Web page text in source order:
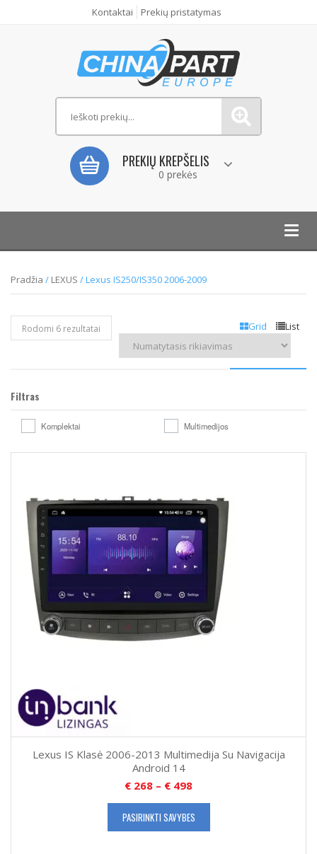
Kontaktai Prekių pristatymas
PREKIŲ KREPŠELIS
0 prekės
Pradžia / LEXUS / Lexus IS250/IS350 2006-2009
Grid List
Rodomi 6 rezultatai
Filtras
Komplektai Multimedijos
Lexus IS Klasė 2006-2013 Multimedija Su Navigacija
Android 14
€ 268 – € 498
PASIRINKTI SAVYBES